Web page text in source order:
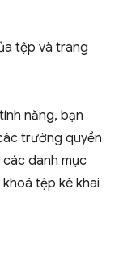
tệp và trang
năng, bạn
trường quyền
các danh mục
tệp kê khai